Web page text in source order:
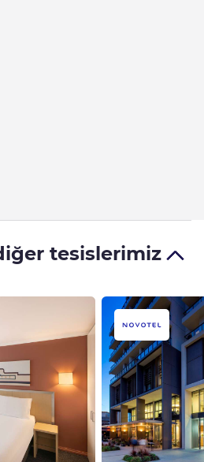
tesislerimiz